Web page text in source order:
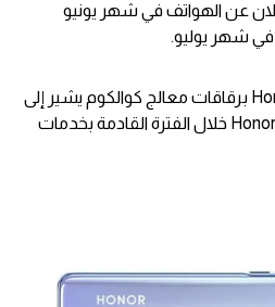
عن الهواتف في شهر يونيو
في شهر يوليو.
يذكر أن دعم سلسلة Honor 50 برقاقات معالج كوالكوم يشير إلى
أن Honor تقدم سلسلة Honor 50 خلال الفترة القادمة بخدمات